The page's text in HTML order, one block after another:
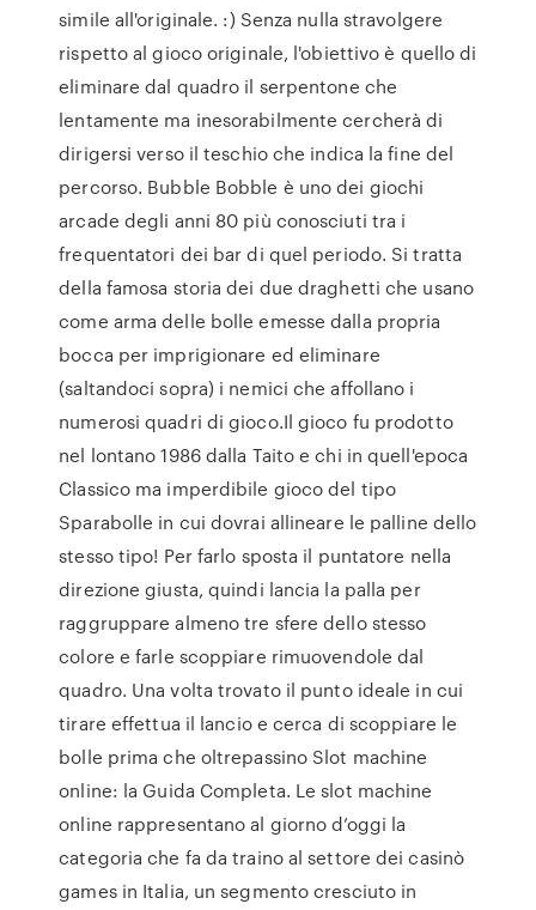
simile all'originale. :) Senza nulla stravolgere
rispetto al gioco originale, l'obiettivo è quello di
eliminare dal quadro il serpentone che
lentamente ma inesorabilmente cercherà di
dirigersi verso il teschio che indica la fine del
percorso. Bubble Bobble è uno dei giochi
arcade degli anni 80 più conosciuti tra i
frequentatori dei bar di quel periodo. Si tratta
della famosa storia dei due draghetti che usano
come arma delle bolle emesse dalla propria
bocca per imprigionare ed eliminare
(saltandoci sopra) i nemici che affollano i
numerosi quadri di gioco.Il gioco fu prodotto
nel lontano 1986 dalla Taito e chi in quell'epoca
Classico ma imperdibile gioco del tipo
Sparabolle in cui dovrai allineare le palline dello
stesso tipo! Per farlo sposta il puntatore nella
direzione giusta, quindi lancia la palla per
raggruppare almeno tre sfere dello stesso
colore e farle scoppiare rimuovendole dal
quadro. Una volta trovato il punto ideale in cui
tirare effettua il lancio e cerca di scoppiare le
bolle prima che oltrepassino Slot machine
online: la Guida Completa. Le slot machine
online rappresentano al giorno d’oggi la
categoria che fa da traino al settore dei casinò
games in Italia, un segmento cresciuto in